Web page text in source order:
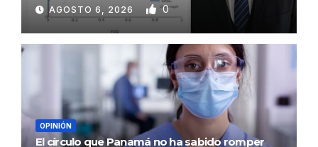
AGOSTO 6, 2026 0
OPINIÓN
El círculo que Panamá no ha sabido romper